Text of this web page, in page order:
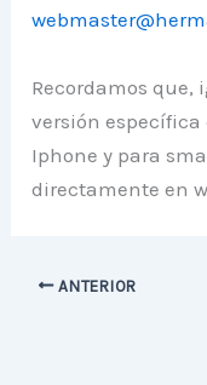
Recordamos
versión
Iphone y para
directamente en
ANTERIOR